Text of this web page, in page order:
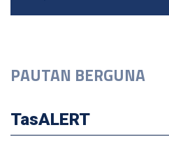
PAUTAN BERGUNA
TasALERT